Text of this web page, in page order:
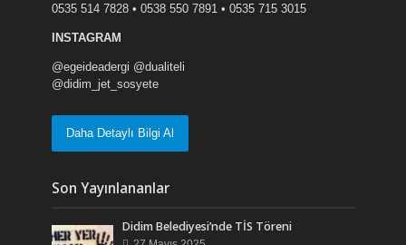
0535 514 7828 • 0538 550 7891 • 0535 715 3015
INSTAGRAM
@egeideadergi @dualiteli
@didim_jet_sosyete
Daha Detaylı Bilgi Al
Son Yayınlananlar
Didim Belediyesi’nde TİS Töreni